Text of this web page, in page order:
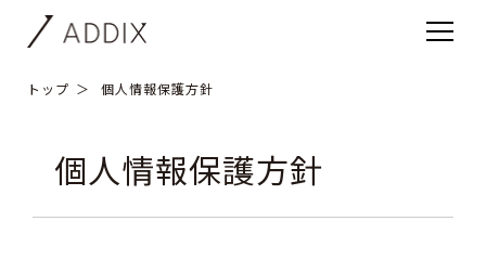
トップ 個人情報保護方針
個人情報保護方針